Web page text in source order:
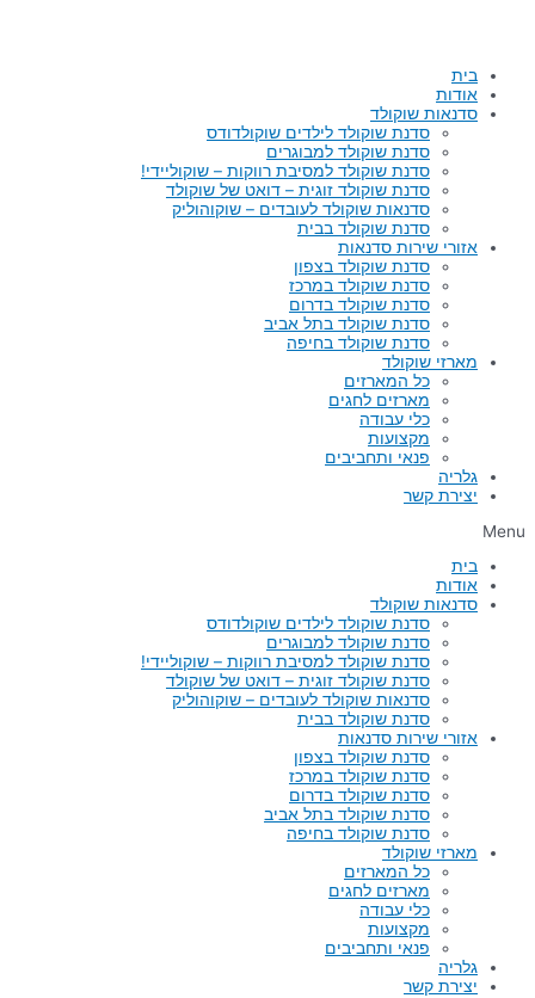
בית
אודות
סדנאות שוקולד
סדנת שוקולד לילדים שוקולדודס
סדנת שוקולד למבוגרים
סדנת שוקולד למסיבת רווקות – שוקוליידי!
סדנת שוקולד זוגית – דואט של שוקולד
סדנאות שוקולד לעובדים – שוקוהוליק
סדנת שוקולד בבית
אזורי שירות סדנאות
סדנת שוקולד בצפון
סדנת שוקולד במרכז
סדנת שוקולד בדרום
סדנת שוקולד בתל אביב
סדנת שוקולד בחיפה
מארזי שוקולד
כל המארזים
מארזים לחגים
כלי עבודה
מקצועות
פנאי ותחביבים
גלריה
יצירת קשר
Menu
בית
אודות
סדנאות שוקולד
סדנת שוקולד לילדים שוקולדודס
סדנת שוקולד למבוגרים
סדנת שוקולד למסיבת רווקות – שוקוליידי!
סדנת שוקולד זוגית – דואט של שוקולד
סדנאות שוקולד לעובדים – שוקוהוליק
סדנת שוקולד בבית
אזורי שירות סדנאות
סדנת שוקולד בצפון
סדנת שוקולד במרכז
סדנת שוקולד בדרום
סדנת שוקולד בתל אביב
סדנת שוקולד בחיפה
מארזי שוקולד
כל המארזים
מארזים לחגים
כלי עבודה
מקצועות
פנאי ותחביבים
גלריה
יצירת קשר